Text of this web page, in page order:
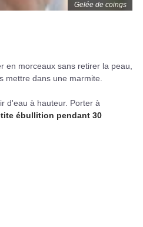
Gelée de coings
en morceaux sans retirer la peau,
mettre dans une marmite.
d'eau à hauteur. Porter à
ébullition pendant 30